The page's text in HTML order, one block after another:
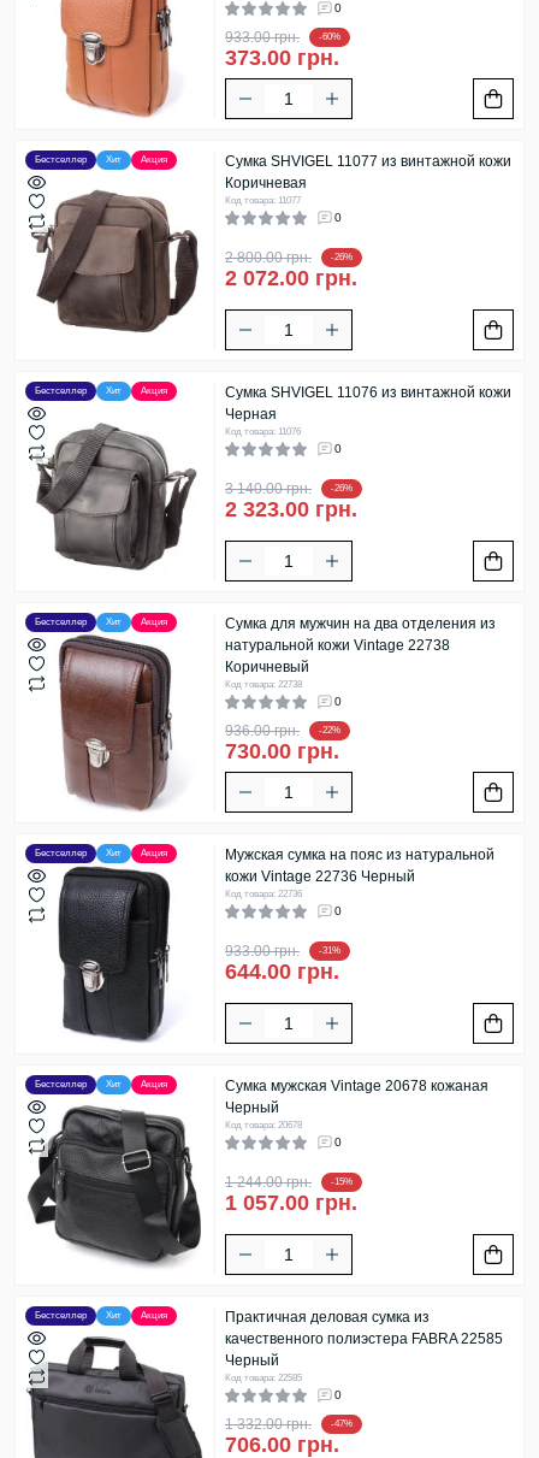
0
933.00 грн. -60%
373.00 грн.
Бестселлер Хит Акция
Сумка SHVIGEL 11077 из винтажной кожи
Коричневая
Код товара: 11077
0
2 800.00 грн. -26%
2 072.00 грн.
Бестселлер Хит Акция
Сумка SHVIGEL 11076 из винтажной кожи
Черная
Код товара: 11076
0
3 140.00 грн. -26%
2 323.00 грн.
Бестселлер Хит Акция
Сумка для мужчин на два отделения из
натуральной кожи Vintage 22738
Коричневый
Код товара: 22738
0
936.00 грн. -22%
730.00 грн.
Бестселлер Хит Акция
Мужская сумка на пояс из натуральной
кожи Vintage 22736 Черный
Код товара: 22736
0
933.00 грн. -31%
644.00 грн.
Бестселлер Хит Акция
Сумка мужская Vintage 20678 кожаная
Черный
Код товара: 20678
0
1 244.00 грн. -15%
1 057.00 грн.
Бестселлер Хит Акция
Практичная деловая сумка из
качественного полиэстера FABRA 22585
Черный
Код товара: 22585
0
1 332.00 грн. -47%
706.00 грн.